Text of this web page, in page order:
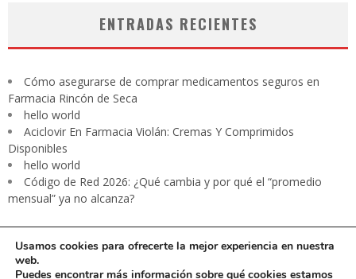
ENTRADAS RECIENTES
Cómo asegurarse de comprar medicamentos seguros en
Farmacia Rincón de Seca
hello world
Aciclovir En Farmacia Violán: Cremas Y Comprimidos
Disponibles
hello world
Código de Red 2026: ¿Qué cambia y por qué el “promedio
mensual” ya no alcanza?
Usamos cookies para ofrecerte la mejor experiencia en nuestra
web.
Puedes encontrar más información sobre qué cookies estamos